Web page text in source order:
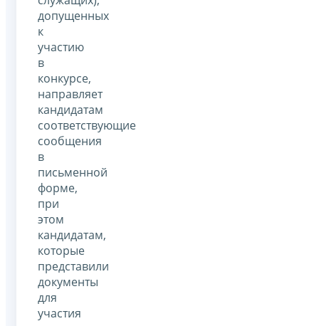
допущенных
к
участию
в
конкурсе,
направляет
кандидатам
соответствующие
сообщения
в
письменной
форме,
при
этом
кандидатам,
которые
представили
документы
для
участия